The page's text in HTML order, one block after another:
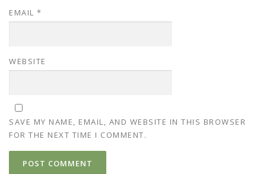
EMAIL *
WEBSITE
SAVE MY NAME, EMAIL, AND WEBSITE IN THIS BROWSER
FOR THE NEXT TIME I COMMENT.